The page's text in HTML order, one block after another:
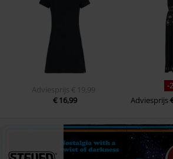
Adviesprijs
€ 19,99
€ 16,99
-
Adviesprijs